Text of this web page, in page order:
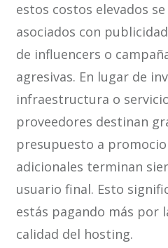
estos costos elevados
asociados con
de influencers o
agresivas. En lugar de
infraestructura o
proveedores destinan
presupuesto a
adicionales terminan
usuario final. Esto
estás pagando más por
calidad del hosting.